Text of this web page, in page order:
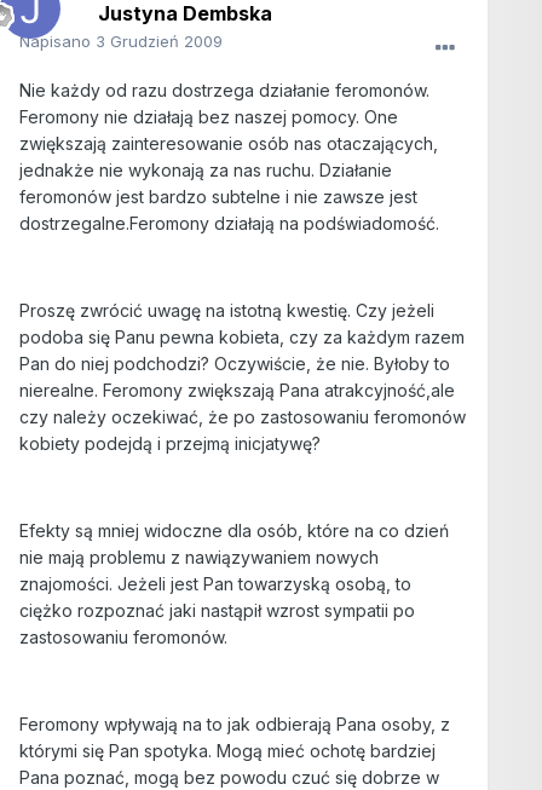
Justyna Dembska
Napisano 3 Grudzień 2009
Nie każdy od razu dostrzega działanie feromonów.
Feromony nie działają bez naszej pomocy. One
zwiększają zainteresowanie osób nas otaczających,
jednakże nie wykonają za nas ruchu. Działanie
feromonów jest bardzo subtelne i nie zawsze jest
dostrzegalne.Feromony działają na podświadomość.
Proszę zwrócić uwagę na istotną kwestię. Czy jeżeli
podoba się Panu pewna kobieta, czy za każdym razem
Pan do niej podchodzi? Oczywiście, że nie. Byłoby to
nierealne. Feromony zwiększają Pana atrakcyjność,ale
czy należy oczekiwać, że po zastosowaniu feromonów
kobiety podejdą i przejmą inicjatywę?
Efekty są mniej widoczne dla osób, które na co dzień
nie mają problemu z nawiązywaniem nowych
znajomości. Jeżeli jest Pan towarzyską osobą, to
ciężko rozpoznać jaki nastąpił wzrost sympatii po
zastosowaniu feromonów.
Feromony wpływają na to jak odbierają Pana osoby, z
którymi się Pan spotyka. Mogą mieć ochotę bardziej
Pana poznać, mogą bez powodu czuć się dobrze w